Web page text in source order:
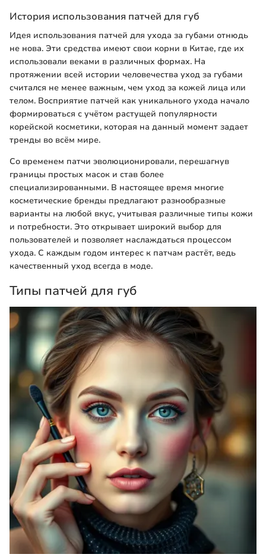
История использования патчей для губ
Идея использования патчей для ухода за губами отнюдь
не нова. Эти средства имеют свои корни в Китае, где их
использовали веками в различных формах. На
протяжении всей истории человечества уход за губами
считался не менее важным, чем уход за кожей лица или
телом. Восприятие патчей как уникального ухода начало
формироваться с учётом растущей популярности
корейской косметики, которая на данный момент задает
тренды во всём мире.
Со временем патчи эволюционировали, перешагнув
границы простых масок и став более
специализированными. В настоящее время многие
косметические бренды предлагают разнообразные
варианты на любой вкус, учитывая различные типы кожи
и потребности. Это открывает широкий выбор для
пользователей и позволяет наслаждаться процессом
ухода. С каждым годом интерес к патчам растёт, ведь
качественный уход всегда в моде.
Типы патчей для губ